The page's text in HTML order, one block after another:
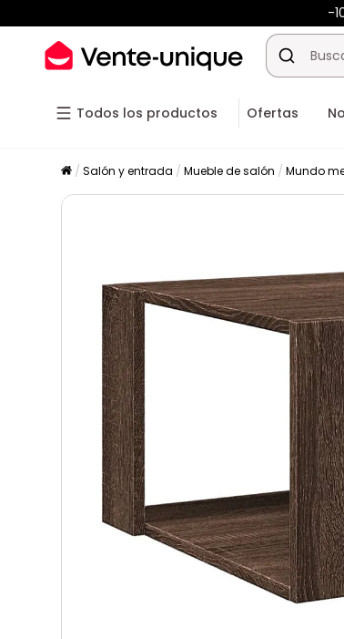
-
Todos los productos Ofertas
Salón y entrada Mueble de salón Mundo